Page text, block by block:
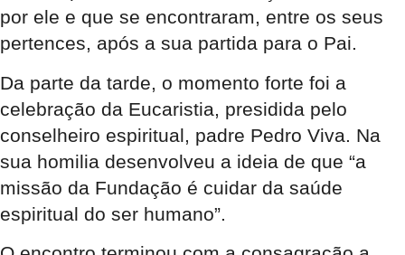
por ele e que se encontraram, entre os seus
pertences, após a sua partida para o Pai.
Da parte da tarde, o momento forte foi a
celebração da Eucaristia, presidida pelo
conselheiro espiritual, padre Pedro Viva. Na
sua homilia desenvolveu a ideia de que “a
missão da Fundação é cuidar da saúde
espiritual do ser humano”.